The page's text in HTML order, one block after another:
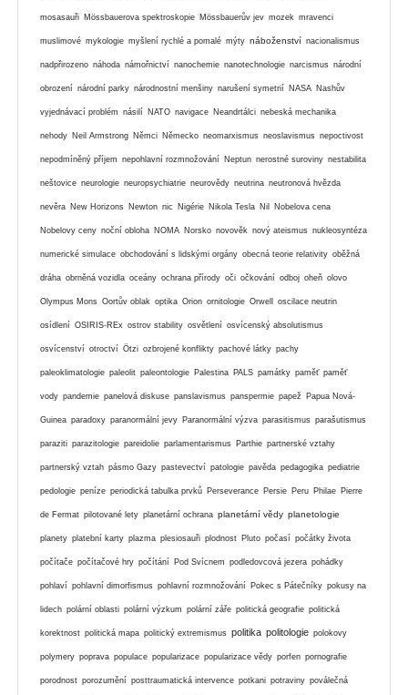
mosasauři Mössbauerova spektroskopie Mössbauerův jev mozek mravenci
muslimové mykologie myšlení rychlé a pomalé mýty náboženství nacionalismus
nadpřirozeno náhoda námořnictví nanochemie nanotechnologie narcismus národní
obrození národní parky národnostní menšiny narušení symetrií NASA Nashův
vyjednávací problém násilí NATO navigace Neandrtálci nebeská mechanika
nehody Neil Armstrong Němci Německo neomarxismus neoslavismus nepoctivost
nepodmíněný příjem nepohlavní rozmnožování Neptun nerostné suroviny nestabilita
neštovice neurologie neuropsychiatrie neurovědy neutrina neutronová hvězda
nevěra New Horizons Newton nic Nigérie Nikola Tesla Nil Nobelova cena
Nobelovy ceny noční obloha NOMA Norsko novověk nový ateismus nukleosyntéza
numerické simulace obchodování s lidskými orgány obecná teorie relativity oběžná
dráha obrněná vozidla oceány ochrana přírody oči očkování odboj oheň olovo
Olympus Mons Oortův oblak optika Orion ornitologie Orwell oscilace neutrin
osídlení OSIRIS-REx ostrov stability osvětlení osvícenský absolutismus
osvícenství otroctví Ötzi ozbrojené konflikty pachové látky pachy
paleoklimatologie paleolit paleontologie Palestina PALS památky paměť paměť
vody pandemie panelová diskuse panslavismus panspermie papež Papua Nová-
Guinea paradoxy paranormální jevy Paranormální výzva parasitismus parašutismus
paraziti parazitologie pareidolie parlamentarismus Parthie partnerské vztahy
partnerský vztah pásmo Gazy pastevectví patologie pavěda pedagogika pediatrie
pedologie peníze periodická tabulka prvků Perseverance Persie Peru Philae Pierre
de Fermat pilotované lety planetární ochrana planetární vědy planetologie
planety platební karty plazma plesiosauři plodnost Pluto počasí počátky života
počítače počítačové hry počítání Pod Svícnem podledovcová jezera pohádky
pohlaví pohlavní dimorfismus pohlavní rozmnožování Pokec s Pátečníky pokusy na
lidech polární oblasti polární výzkum polární záře politická geografie politická
korektnost politická mapa politický extremismus politika politologie polokovy
polymery poprava populace popularizace popularizace vědy porfen pornografie
porodnost porozumění posttraumatická intervence potkani potraviny poválečná